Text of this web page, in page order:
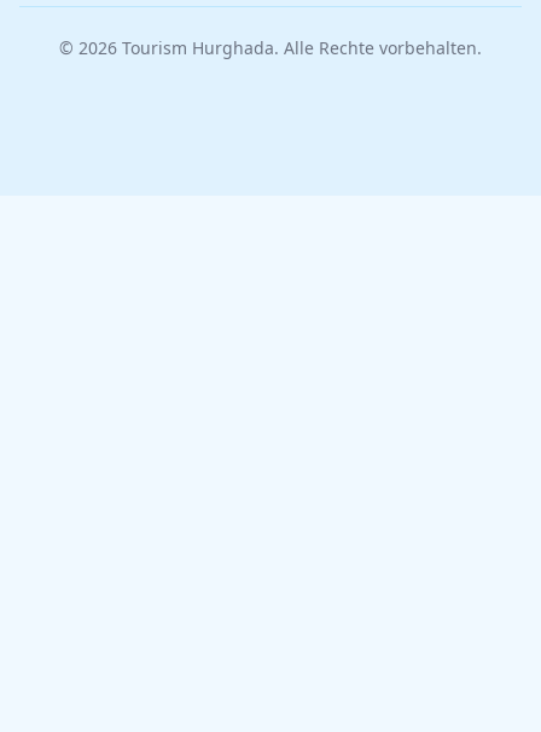
© 2026 Tourism Hurghada. Alle Rechte vorbehalten.